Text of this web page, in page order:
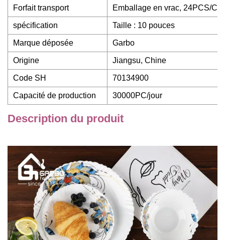
Forfait transport Emballage en vrac, 24PCS/
spécification Taille : 10 pouces
Marque déposée Garbo
Origine Jiangsu, Chine
Code SH 70134900
Capacité de production 30000PC/jour
Description du produit